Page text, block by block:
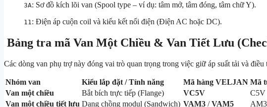
3A: Sơ đồ kích lõi van (Spool type – ví dụ: tâm mở, tâm đóng, tâm chữ Y).
11: Điện áp cuộn coil và kiểu kết nối điện (Điện AC hoặc DC).
Bảng tra mã Van Một Chiều & Van Tiết Lưu
Các dòng van phụ trợ này đóng vai trò quan trọng trong việc giữ áp suất tải và điều
Nhóm van Kiểu lắp đặt / Tính năng Mã hàng VELJAN Mã
Van một chiều
Bắt bích trực tiếp (Flange) VC5V C5V
Van một chiều tiết lưu Dạng chồng modul (Sandwich) VAM3 /VAM5